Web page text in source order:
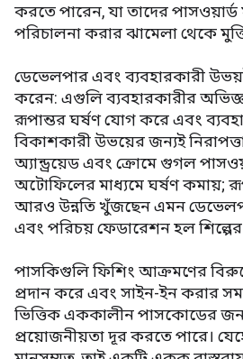
করতে পারেন, যা তাদের পাসওয়ার্ড
পরিচালনা করার ঝামেলা থেকে
ডেভেলপার এবং ব্যবহারকারী
করেন: এগুলি ব্যবহারকারীর
রূপান্তর ঘর্ষণ যোগ করে এবং
বিকাশকারী উভয়ের জন্যই
অ্যান্ড্রয়েড এবং ক্রোমে গুগল
অটোফিলের মাধ্যমে ঘর্ষণ কমায়;
আরও উন্নতি খুঁজছেন এমন
এবং পরিচয় ফেডারেশন হল
পাসকিগুলি ফিশিং আক্রমণের
প্রদান করে এবং সাইন-ইন করার
ভিত্তিক এককালীন পাসকোডের
প্রয়োজনীয়তা দূর করতে পারে।